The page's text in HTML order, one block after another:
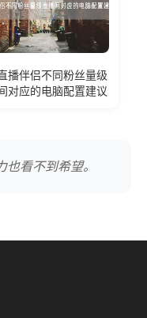
播伴侣不同粉丝量级
对应的电脑配置建议
看不到希望。